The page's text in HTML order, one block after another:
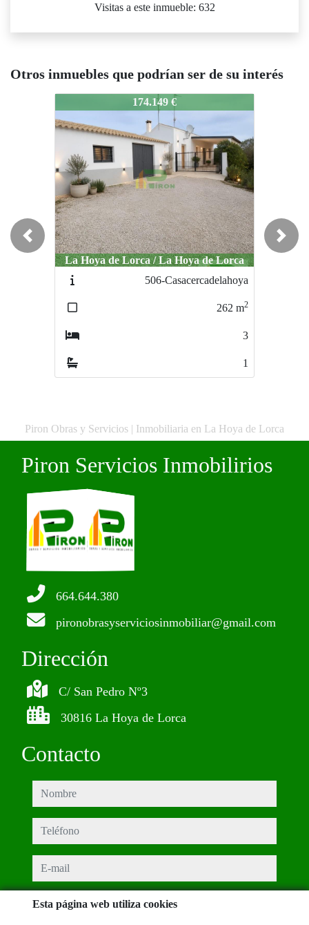
Visitas a este inmueble: 632
Otros inmuebles que podrían ser de su interés
393-casacentrodelahoya
174.149 €
La Hoya de Lorca / La Hoya de Lorca
506-Casacercadelahoya
262 m2
3
1
Previous Next
Piron Obras y Servicios | Inmobiliaria en La Hoya de Lorca
Piron Servicios Inmobilirios
664.644.380
pironobrasyserviciosinmobiliar@gmail.com
Dirección
C/ San Pedro Nº3
30816 La Hoya de Lorca
Contacto
nombre
teléfono
e-mail
Esta página web utiliza cookies